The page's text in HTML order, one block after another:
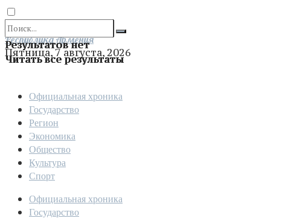
Результатов нет
Читать все результаты
Отправить
Республика Армения
Пятница, 7 августа, 2026
Официальная хроника
Государство
Регион
Экономика
Общество
Культура
Спорт
Официальная хроника
Государство